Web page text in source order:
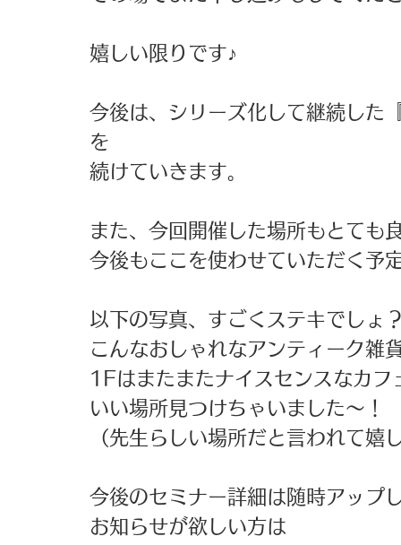
嬉しい限りです♪
今後は、シリーズ化して継続した
を
続けていきます。
また、今回開催した場所もとても
今後もここを使わせていただく予
以下の写真、すごくステキでしょ
こんなおしゃれなアンティーク雑
1Fはまたまたナイスセンスなカ
いい場所見つけちゃいました〜！
（先生らしい場所だと言われて
今後のセミナー詳細は随時アップ
お知らせが欲しい方は